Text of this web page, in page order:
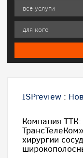
ISPreview :
Компания
хирургии